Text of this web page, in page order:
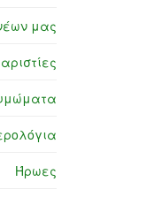
μας
Ήρωες